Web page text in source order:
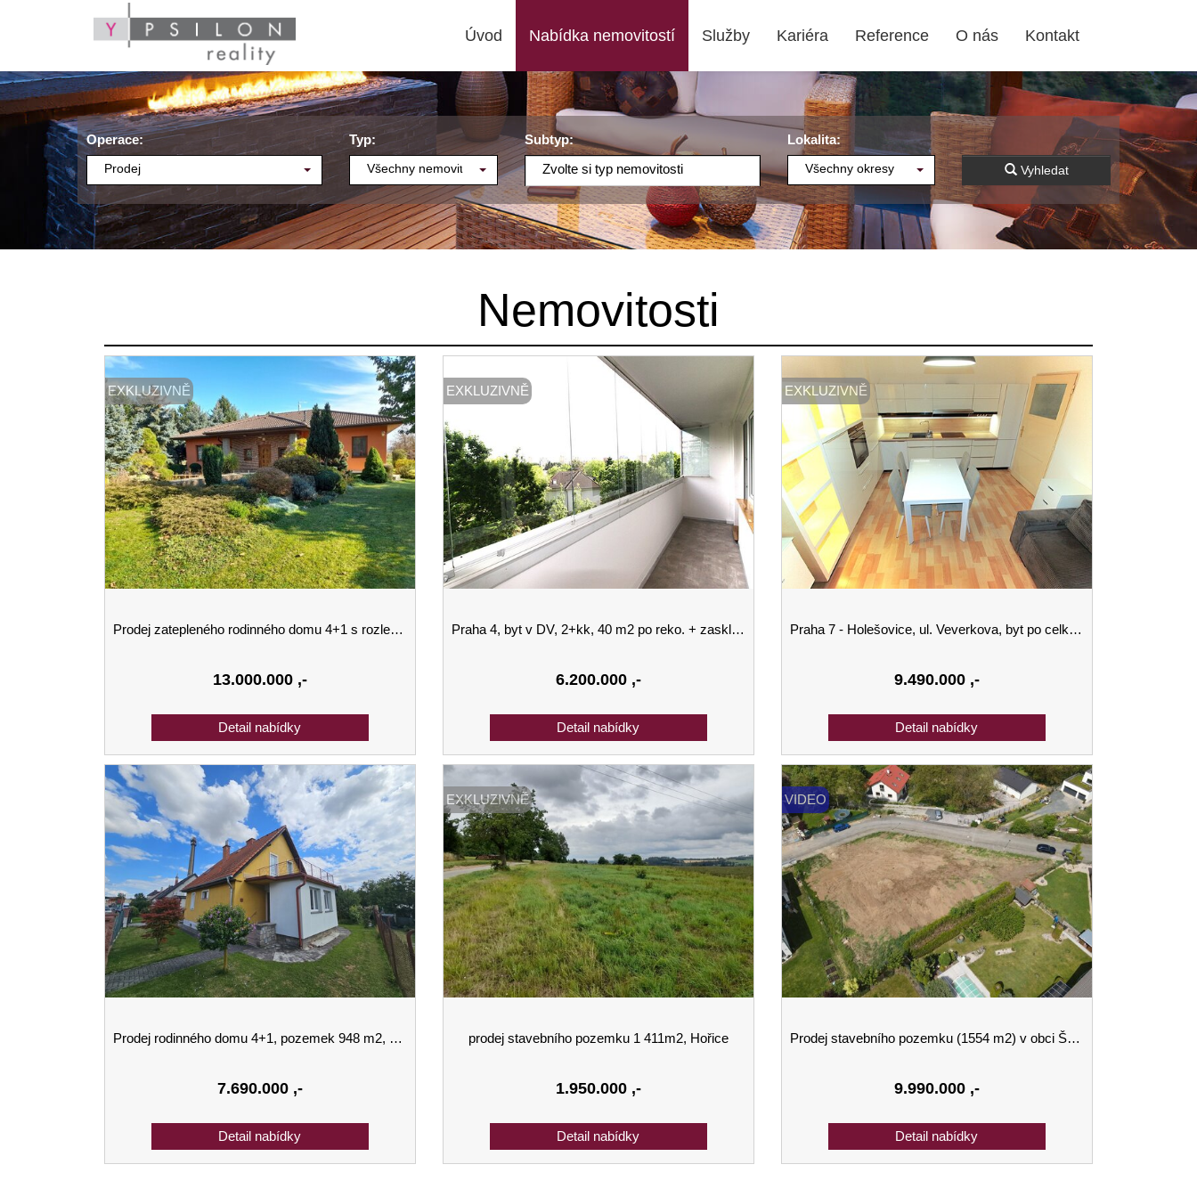
Úvod Nabídka nemovitostí Služby Kariéra Reference O nás Kontakt
Operace:
Prodej
Typ:
Všechny nemovitosti
Subtyp:
Zvolte si typ nemovitosti
Lokalita:
Všechny okresy Vyhledat
Nemovitosti
EXKLUZIVNĚ
Prodej zatepleného rodinného domu 4+1 s rozlehlou zahradou – Bříza u Roudnice nad Labem
13.000.000 ,-
EXKLUZIVNĚ
Praha 4, byt v DV, 2+kk, 40 m2 po reko. + zasklená lodžie s volným výhledem (7 m2 ) + sklep.
6.200.000 ,-
EXKLUZIVNĚ
Praha 7 - Holešovice, ul. Veverkova, byt po celkové rekonstrukci, 2+kk, 50m2 + vestavěné patro, 2 x šatna.
9.490.000 ,-
Prodej rodinného domu 4+1, pozemek 948 m2, Uničov, ulice Přemyslova
7.690.000 ,-
EXKLUZIVNĚ
prodej stavebního pozemku 1 411m2, Hořice
1.950.000 ,-
VIDEO
Prodej stavebního pozemku (1554 m2) v obci Škvorec
9.990.000 ,-